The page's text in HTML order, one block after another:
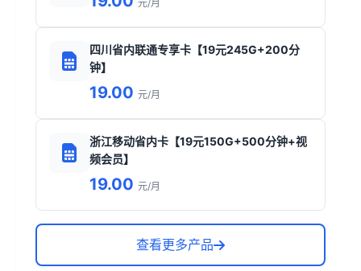
元/月
四川省内联通专享卡【19元245G+200分
钟】
19.00 元/月
浙江移动省内卡【19元150G+500分钟+视
频会员】
19.00 元/月
查看更多产品